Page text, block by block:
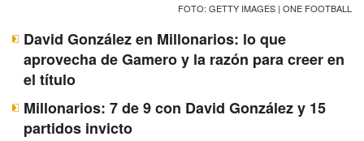
FOTO: GETTY IMAGES | ONE FOOTBALL
David González en Millonarios: lo que
aprovecha de Gamero y la razón para creer en
el título
Millonarios: 7 de 9 con David González y 15
partidos invicto